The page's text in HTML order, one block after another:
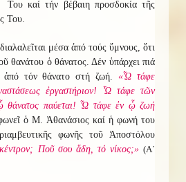
καί τήν βέβαιη προσδοκία τῆς
Του.
μέσα ἀπό τούς ὕμνους, ὅτι
θανάτου ὁ θάνατος. Δέν ὑπάρχει πιά
ἀπό τόν θάνατο στή ζωή.«Ὦ τάφε
ἐργαστήριον! Ὦ τάφε τῶν
θάνατος παύεται! Ὦ τάφε ἐν ᾧ ζωή
ὁ Μ. Ἀθανάσιος καί ἡ φωνή του
φωνῆς τοῦ Ἀποστόλου
Ποῦ σου ἅδη, τό νίκος;» (Α΄